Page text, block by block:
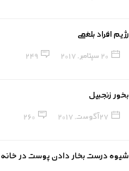
رژیم افراد بلغمی
20 سپتامبر, 2017 249
بخور زنجبیل
27 آگوست, 2017 260
شیوه درست بخار دادن پوست در خانه